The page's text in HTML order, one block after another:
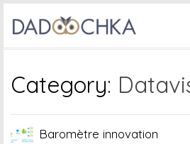
Category:
Baromètre innovation